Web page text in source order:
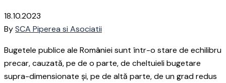
18.10.2023
BySCA Piperea si Asociatii
Bugetele publice ale României sunt într-o stare de echilibru
precar, cauzată, pe de o parte, de cheltuieli bugetare
supra-dimensionate și, pe de altă parte, de un grad redus